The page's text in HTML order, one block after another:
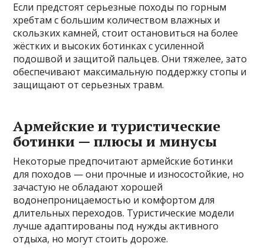
Если предстоят серьезные походы по горным
хребтам с большим количеством влажных и
скользких камней, стоит остановиться на более
жёстких и высоких ботинках с усиленной
подошвой и защитой пальцев. Они тяжелее, зато
обеспечивают максимальную поддержку стопы и
защищают от серьезных травм.
Армейские и туристические
ботинки — плюсы и минусы
Некоторые предпочитают армейские ботинки
для походов — они прочные и износостойкие, но
зачастую не обладают хорошей
водонепроницаемостью и комфортом для
длительных переходов. Туристические модели
лучше адаптированы под нужды активного
отдыха, но могут стоить дороже.